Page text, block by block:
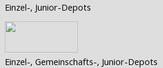
Einzel-, Junior-Depots
Einzel-, Gemeinschafts-, Junior-Depots